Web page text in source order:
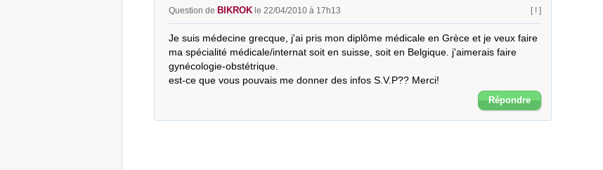
Question de BIKROKle 22/04/2010 à 17h13 [ ! ]
Je suis médecine grecque, j'ai pris mon diplôme médicale en Grèce et je veux faire
ma spécialité médicale/internat soit en suisse, soit en Belgique. j'aimerais faire
gynécologie-obstétrique.
est-ce que vous pouvais me donner des infos S.V.P?? Merci!
Répondre